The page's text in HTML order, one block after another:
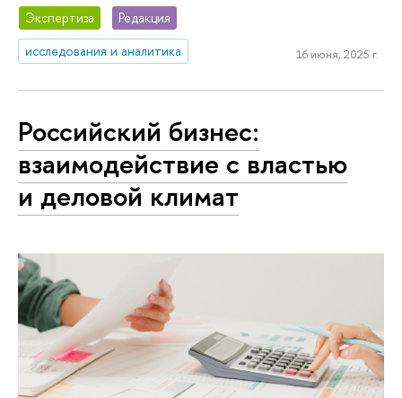
Экспертиза
Редакция
исследования и аналитика
16 июня, 2025 г.
Российский бизнес:
взаимодействие с властью
и деловой климат